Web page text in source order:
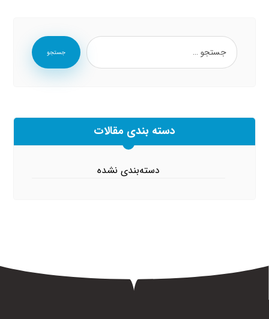
جستجو
دسته بندی مقالات
دسته‌بندی نشده